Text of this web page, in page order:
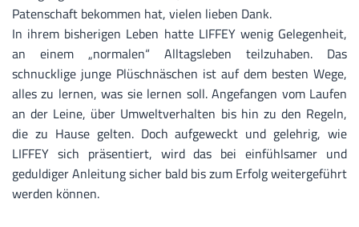
Patenschaft bekommen hat, vielen lieben Dank.
In ihrem bisherigen Leben hatte LIFFEY wenig Gelegenheit,
an einem „normalen“ Alltagsleben teilzuhaben. Das
schnucklige junge Plüschnäschen ist auf dem besten Wege,
alles zu lernen, was sie lernen soll. Angefangen vom Laufen
an der Leine, über Umweltverhalten bis hin zu den Regeln,
die zu Hause gelten. Doch aufgeweckt und gelehrig, wie
LIFFEY sich präsentiert, wird das bei einfühlsamer und
geduldiger Anleitung sicher bald bis zum Erfolg weitergeführt
werden können.